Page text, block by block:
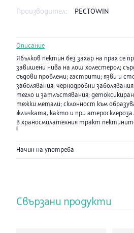
Производител: PECTOWIN
Описание
Ябълков пектин без захар на прах се
завишени нива на лош холестерол;
съдови проблеми; гастрити; язви и
заболявания; чернодробни
тегло и затлъстявания;
тежки метали; склонност към
жлъчката, както и при атеросклероза.
В храносмилателния тракт
отровните вещества, гнилостните
отделяните от бактериите, като
тяхното обезвреждане и изхвърляне
Пектиновите вещества
дебелото черво (за разлика от
Подпомага функцията на дебелото
Начин на употреба
Свързани продукти